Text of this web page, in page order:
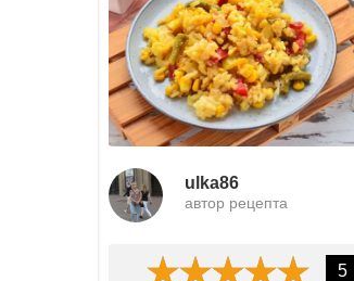
ulka86
автор рецепта
5